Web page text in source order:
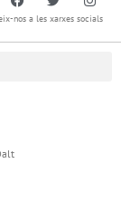
nos a les xarxes socials